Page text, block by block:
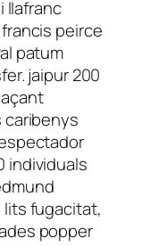
llafranc
peirce
patum
jaipur 200
caribenys
individuals
fugacitat,
popper